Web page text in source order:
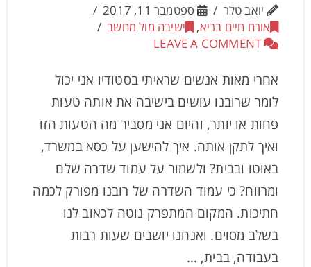
יואב טלר
ספטמבר 11, 2017
אורח חיים בריא, ישיבה מול מחשב
LEAVE A COMMENT
אחרי מאות אנשים שראיתי בסטודיו אני יכול
לומר שרובנו עושים בישיבה את אותה טעות
פחות או יותר, והיום אני מסביר מה הטעות הזו
ואיך לתקן אותה. איך להישען על כסא במשרד,
באוטו ובבית? ולשמור על עמוד שדרה שלם
ומרווח? כי עמוד השדרה של רובנו מפורק לכמה
חתיכות. המקום המתפרק נוטה לכאוב לנו
בשלב מסוים. ואנחנו יושבים שעות רבות
בעבודה, בבית, …